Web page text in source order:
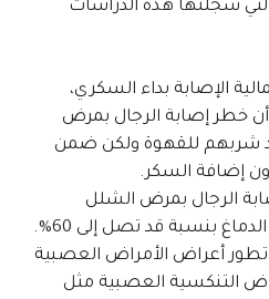
التي سجلتها هذه الدراسات
الإصابة بداء السكري،
أن خطر إصابة الرجال بمرض
شربهم للقهوة ولكن ضمن
إضافة السكر.
الرجال بمرض الشلل
بنسبة قد تصل إلى 60%.
أعراض الأمراض العصبية
التنكسية العصبية مثل